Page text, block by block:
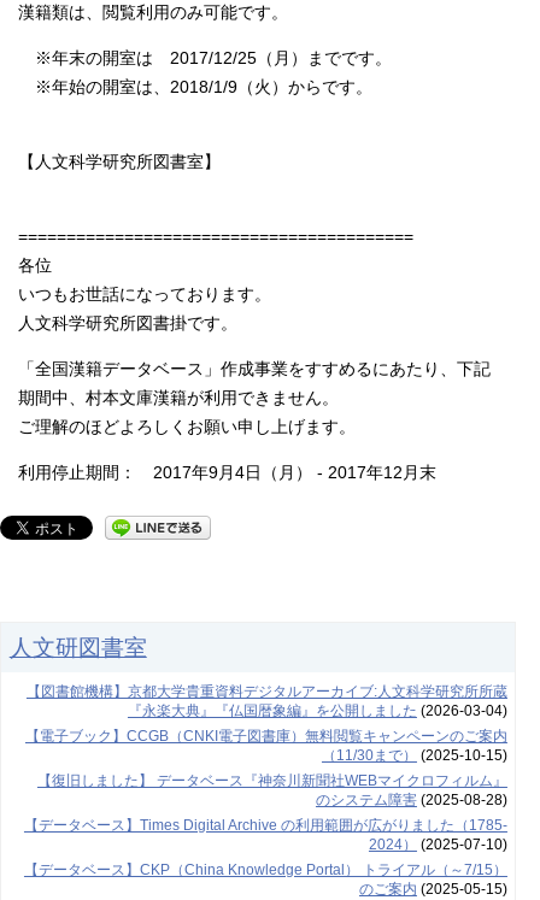
漢籍類は、閲覧利用のみ可能です。
※年末の開室は 2017/12/25（月）までです。
※年始の開室は、2018/1/9（火）からです。
【人文科学研究所図書室】
=========================================
各位
いつもお世話になっております。
人文科学研究所図書掛です。
「全国漢籍データベース」作成事業をすすめるにあたり、下記
期間中、村本文庫漢籍が利用できません。
ご理解のほどよろしくお願い申し上げます。
利用停止期間： 2017年9月4日（月） - 2017年12月末
人文研図書室
【図書館機構】京都大学貴重資料デジタルアーカイブ:人文科学研究所所蔵
『永楽⼤典』『仏国暦象編』を公開しました (2026-03-04)
【電子ブック】CCGB（CNKI電子図書庫）無料閲覧キャンペーンのご案内
（11/30まで）
(2025-10-15)
【復旧しました】 データベース『神奈川新聞社WEBマイクロフィルム』
のシステム障害(2025-08-28)
【データベース】Times Digital Archive の利用範囲が広がりました（1785-
2024）
(2025-07-10)
【データベース】CKP（China Knowledge Portal） トライアル（～7/15）
のご案内 (2025-05-15)